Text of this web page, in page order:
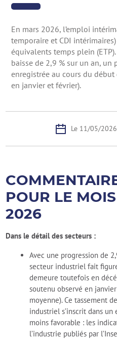
En mars 2026, l’emploi
temporaire et CDI
équivalents temps plein
baisse de 2,9 % sur un an,
enregistrée au cours du début
en janvier et février).
Le 11/05/2026
POUR LE
2026
Dans le détail des secteurs :
Avec une progression de
secteur industriel fait
demeure toutefois en
soutenu observé en
moyenne). Ce tassement
industriel s’inscrit dans
moins favorable : les
l’industrie publiés par